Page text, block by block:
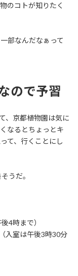
のコトが知りたく
部なんだなぁって
ので予習
、京都植物園は気に
なるとちょっとキ
て、行くことにし
うだ。
4時まで）
入室は午後3時30分